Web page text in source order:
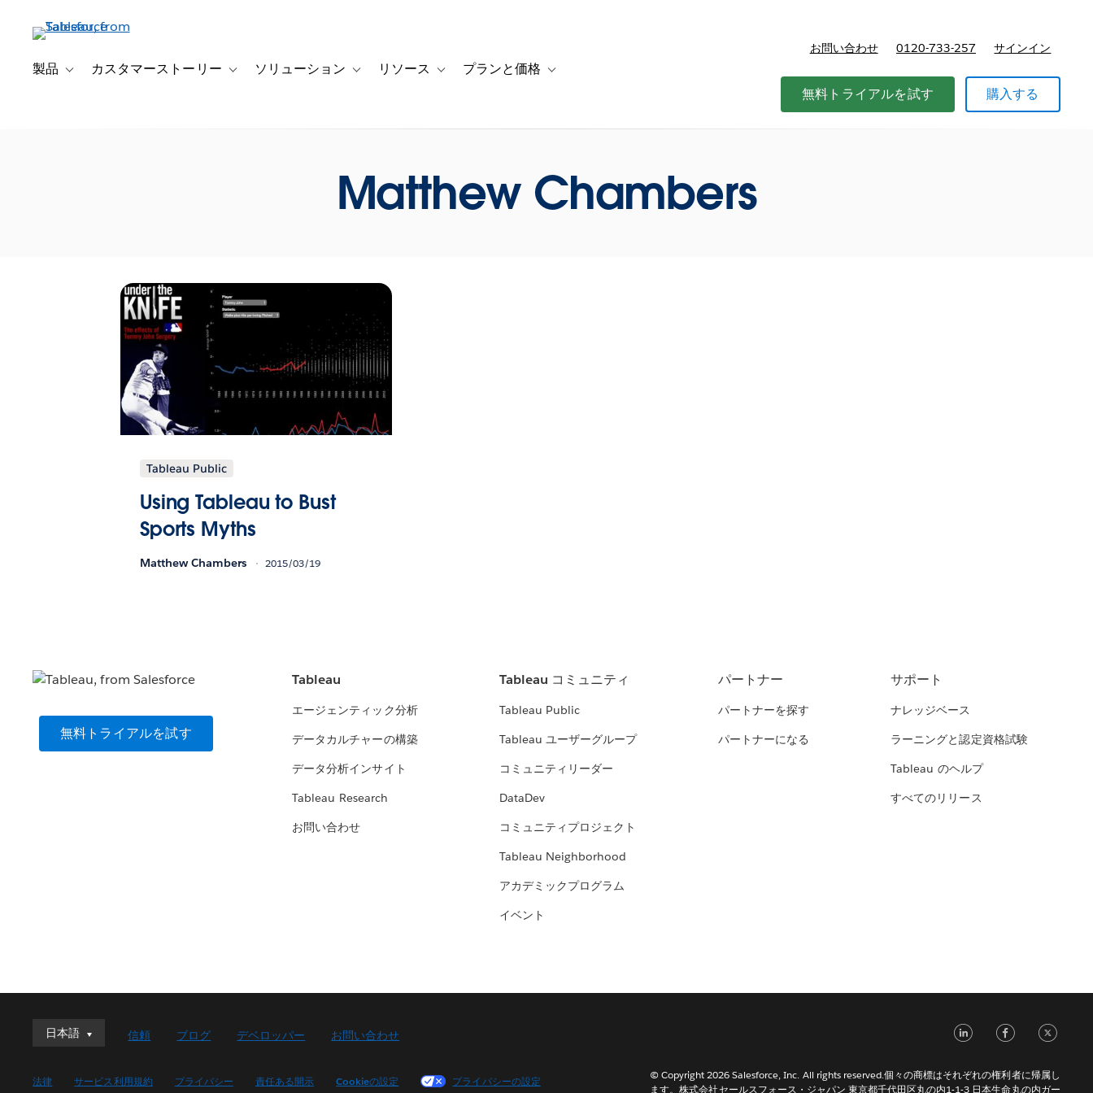
製品 Toggle sub-navigation for 製品
カスタマーストーリー Toggle sub-navigation for カスタマーストーリー
ソリューション Toggle sub-navigation for ソリューション
リソース Toggle sub-navigation for リソース
プランと価格 Toggle sub-navigation for プランと価格
お問い合わせ 0120-733-257 サインイン
無料トライアルを試す 購入する
Matthew Chambers
Tableau Public
Using Tableau to Bust
Sports Myths
Matthew Chambers 2015/03/19
無料トライアルを試す
Tableau
エージェンティック分析
データカルチャーの構築
データ分析インサイト
Tableau Research
お問い合わせ
Tableau コミュニティ
Tableau Public
Tableau ユーザーグループ
コミュニティリーダー
DataDev
コミュニティプロジェクト
Tableau Neighborhood
アカデミックプログラム
イベント
パートナー
パートナーを探す
パートナーになる
サポート
ナレッジベース
ラーニングと認定資格試験
Tableau のヘルプ
すべてのリリース
日本語
日本語
English (UK)
信頼 ブログ デベロッパー お問い合わせ
法律 サービス利用規約 プライバシー 責任ある開示 Cookieの設定 プライバシーの設定
LinkedIn
© Copyright 2026 Salesforce, Inc. All rights reserved.個々の商標はそれぞれの権利者に帰属し
ます。株式会社セールスフォース・ジャパン 東京都千代田区丸の内1-1-3 日本生命丸の内ガー